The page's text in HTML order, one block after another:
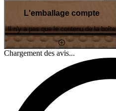
L'emballage compte
Il n'y a pas que le contenu de la boîte
Chargement des avis...